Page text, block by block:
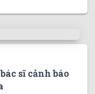
sĩ cảnh báo